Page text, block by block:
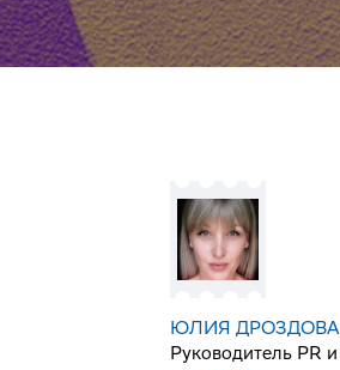
ЮЛИЯ ДРОЗДОВА
Руководитель PR и